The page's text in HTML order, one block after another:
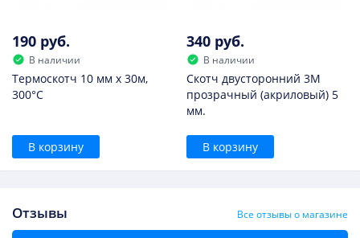
190 руб.
В наличии
Термоскотч 10 мм х 30м,
300°С
В корзину
340 руб.
В наличии
Скотч двусторонний 3M
прозрачный (акриловый) 5
мм.
В корзину
Отзывы Все отзывы о магазине